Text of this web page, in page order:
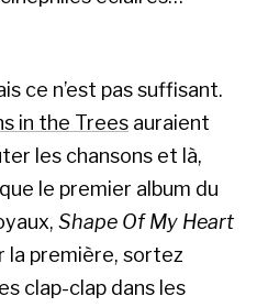
ce n’est pas suffisant.
in the Trees auraient
les chansons et là,
le premier album du
Shape Of My Heart
la première, sortez
clap-clap dans les